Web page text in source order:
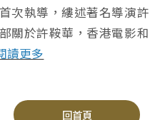
次執導，縷述著名導演許
關於許鞍華，香港電影和
讀更多
回首頁